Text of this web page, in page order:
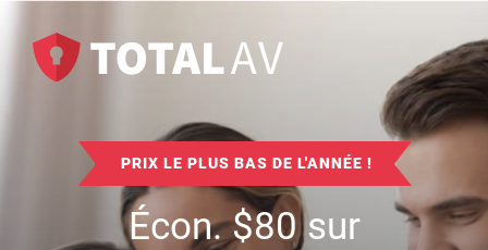
PRIX LE PLUS BAS DE L'ANNÉE !
Écon.$80sur